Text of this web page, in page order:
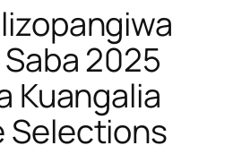
2025
Kuangalia
Selections